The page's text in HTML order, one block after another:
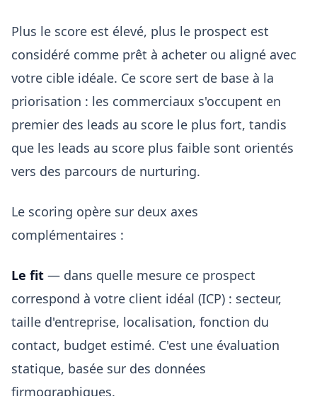
Plus le score est élevé, plus le prospect est
considéré comme prêt à acheter ou aligné avec
votre cible idéale. Ce score sert de base à la
priorisation : les commerciaux s'occupent en
premier des leads au score le plus fort, tandis
que les leads au score plus faible sont orientés
vers des parcours de nurturing.
Le scoring opère sur deux axes
complémentaires :
Le fit — dans quelle mesure ce prospect
correspond à votre client idéal (ICP) : secteur,
taille d'entreprise, localisation, fonction du
contact, budget estimé. C'est une évaluation
statique, basée sur des données
firmographiques.